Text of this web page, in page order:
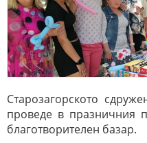
Старозагорското
проведе в празничния
благотворителен базар.